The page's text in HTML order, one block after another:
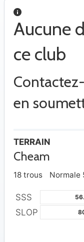
Aucune
ce club
en
TERRAIN
Cheam
18 trous Normale
SSS
SLOP